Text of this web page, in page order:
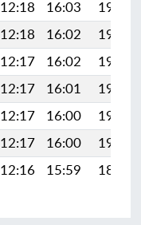
12:18 16:03
19:07
12:18 16:02
19:05
12:17 16:02
19:04
12:17 16:01
19:02
12:17 16:00
19:01
12:17 16:00
19:00
12:16 15:59 18:58